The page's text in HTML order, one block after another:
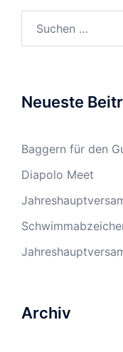
Neueste
Baggern für den
Diapolo Meet
Archiv